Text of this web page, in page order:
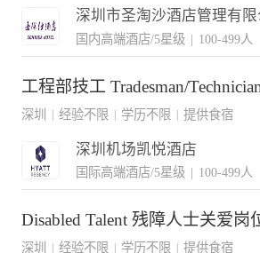
深圳市圣淘沙酒店管理有限
国内高端酒店/5星级 | 100-499人
工程部技工 Tradesman/
深圳 | 经验不限 | 学历不限 | 提供食宿
深圳机场凯悦酒店
国际高端酒店/5星级 | 100-499人
Disabled Talent 残障人士关爱岗
深圳 经验不限 学历不限 提供食宿